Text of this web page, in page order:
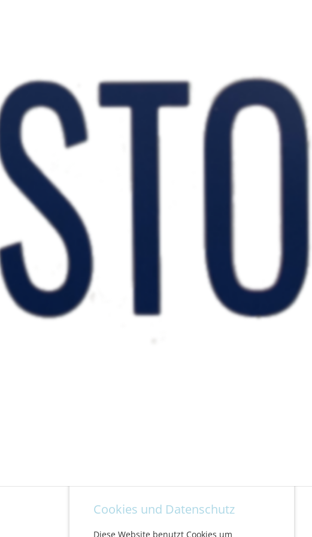
Cookies und Datenschutz
Diese Website benutzt Cookies um